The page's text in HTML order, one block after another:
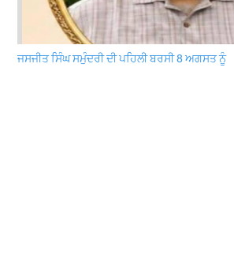
ਜਸਜੀਤ ਸਿੰਘ ਸਮੁੰਦਰੀ ਦੀ ਪਹਿਲੀ ਬਰਸੀ 8 ਅਗਸਤ ਨੂੰ